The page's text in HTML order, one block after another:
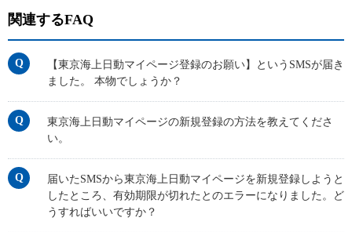
関連するFAQ
【東京海上日動マイページ登録のお願い】というSMSが届き
ました。 本物でしょうか？
東京海上日動マイページの新規登録の方法を教えてくださ
い。
届いたSMSから東京海上日動マイページを新規登録しようと
したところ、有効期限が切れたとのエラーになりました。ど
うすればいいですか？